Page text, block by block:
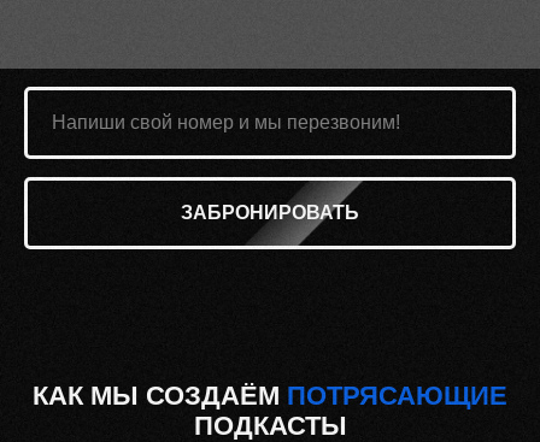
ЗАБРОНИРОВАТЬ
КАК МЫ СОЗДАЁМ ПОТРЯСАЮЩИЕ
ПОДКАСТЫ